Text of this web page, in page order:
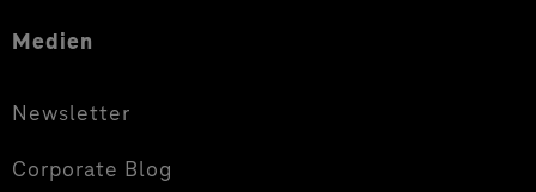
Medien
Newsletter
Corporate Blog